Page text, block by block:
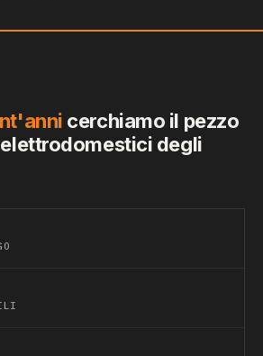
cerchiamo il pezzo
degli